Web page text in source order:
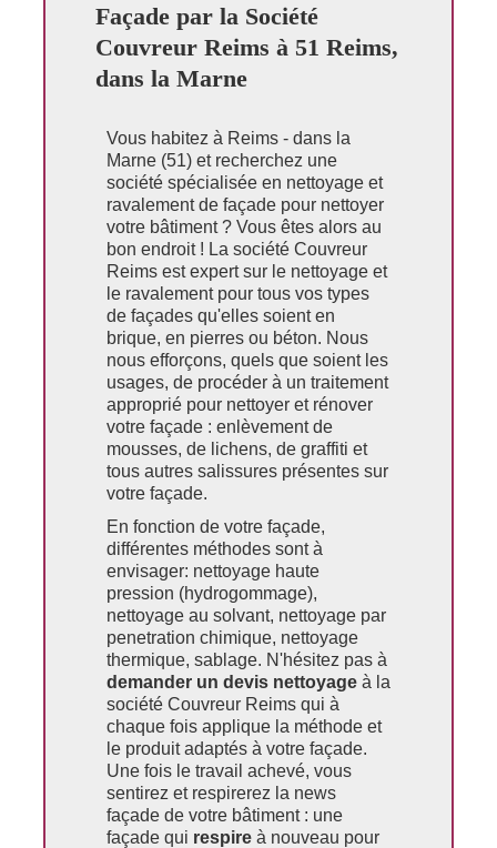
Façade par la Société
Couvreur Reims à 51 Reims,
dans la Marne
Vous habitez à Reims - dans la
Marne (51) et recherchez une
société spécialisée en nettoyage et
ravalement de façade pour nettoyer
votre bâtiment ? Vous êtes alors au
bon endroit ! La société Couvreur
Reims est expert sur le nettoyage et
le ravalement pour tous vos types
de façades qu'elles soient en
brique, en pierres ou béton. Nous
nous efforçons, quels que soient les
usages, de procéder à un traitement
approprié pour nettoyer et rénover
votre façade : enlèvement de
mousses, de lichens, de graffiti et
tous autres salissures présentes sur
votre façade.
En fonction de votre façade,
différentes méthodes sont à
envisager: nettoyage haute
pression (hydrogommage),
nettoyage au solvant, nettoyage par
penetration chimique, nettoyage
thermique, sablage. N'hésitez pas à
demander un devis nettoyage à la
société Couvreur Reims qui à
chaque fois applique la méthode et
le produit adaptés à votre façade.
Une fois le travail achevé, vous
sentirez et respirerez la news
façade de votre bâtiment : une
façade qui respire à nouveau pour